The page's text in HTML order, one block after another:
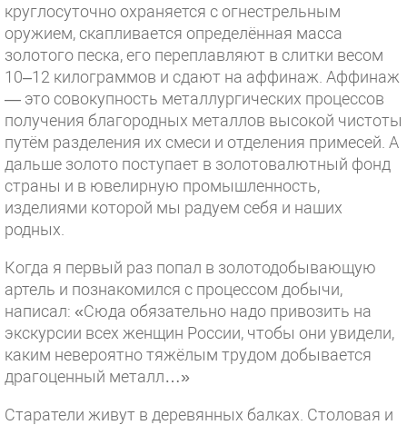
круглосуточно охраняется с огнестрельным
оружием, скапливается определённая масса
золотого песка, его переплавляют в слитки весом
10–12 килограммов и сдают на аффинаж. Аффинаж
— это совокупность металлургических процессов
получения благородных металлов высокой чистоты
путём разделения их смеси и отделения примесей. А
дальше золото поступает в золотовалютный фонд
страны и в ювелирную промышленность,
изделиями которой мы радуем себя и наших
родных.
Когда я первый раз попал в золотодобывающую
артель и познакомился с процессом добычи,
написал: «Сюда обязательно надо привозить на
экскурсии всех женщин России, чтобы они увидели,
каким невероятно тяжёлым трудом добывается
драгоценный металл…»
Старатели живут в деревянных балках. Столовая и